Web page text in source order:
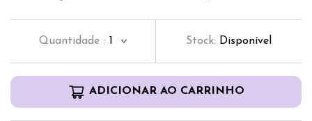
Quantidade : 1 Stock: Disponível
ADICIONAR AO CARRINHO